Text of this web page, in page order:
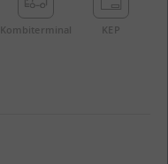
Kombi­terminal KEP